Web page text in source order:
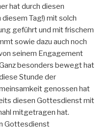
hat durch diesen
Tag!) mit solch
geführt und mit frischem
sowie dazu auch noch
seinem Engagement
besonders bewegt hat
Stunde der
genossen hat
diesen Gottesdienst mit
mitgetragen hat.
Gottesdienst